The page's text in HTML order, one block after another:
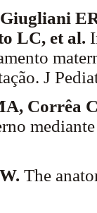
LC, et al.
J
Corrêa
The